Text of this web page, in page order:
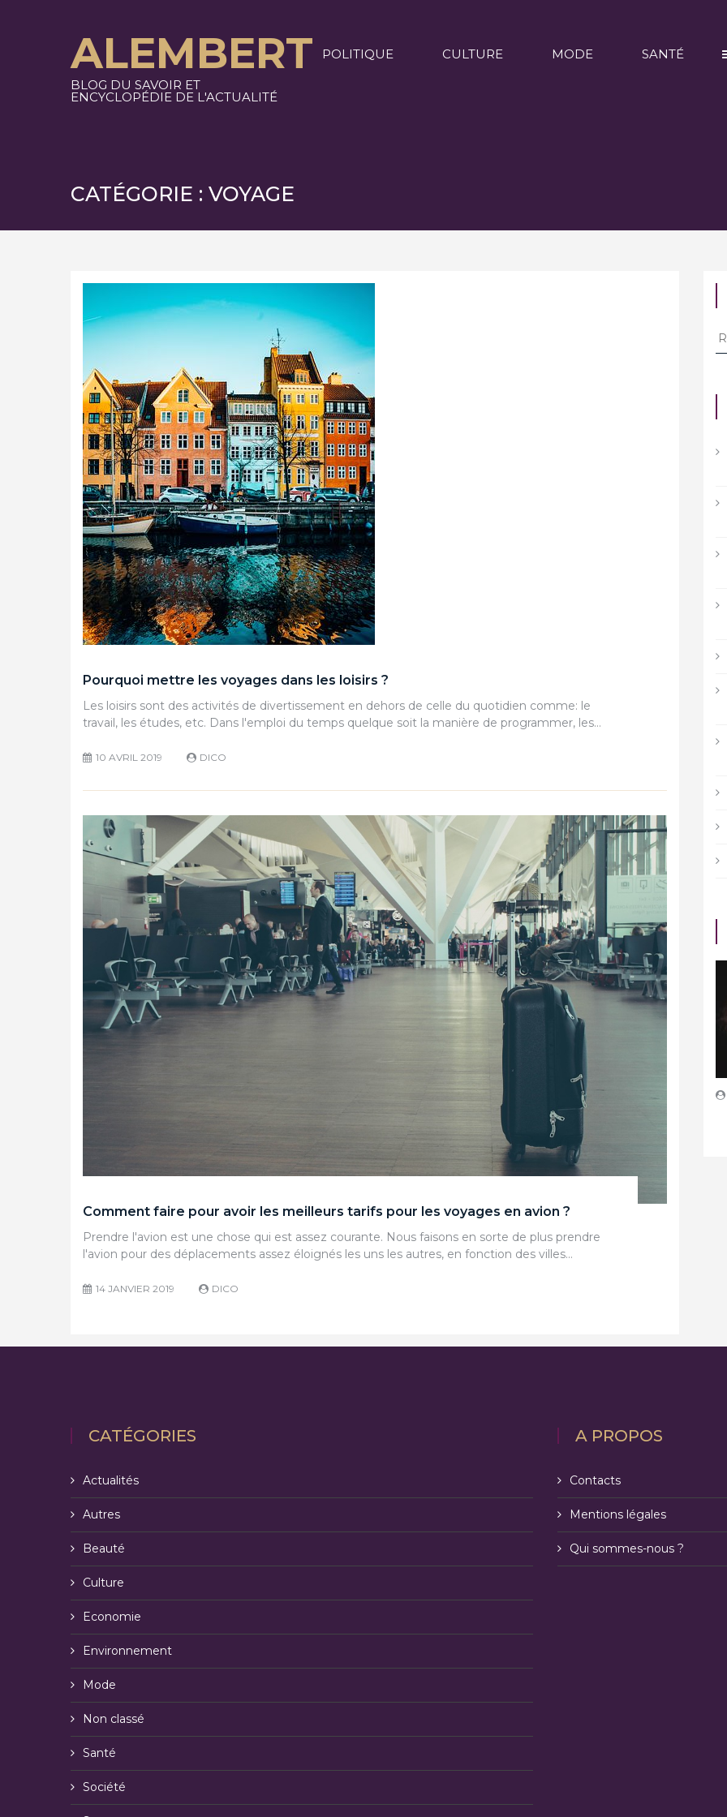
ALEMBERT
BLOG DU SAVOIR ET
ENCYCLOPÉDIE DE L'ACTUALITÉ
POLITIQUE CULTURE MODE SANTÉ
CATÉGORIE : VOYAGE
Pourquoi mettre les voyages dans les loisirs ?
Les loisirs sont des activités de divertissement en dehors de celle du quotidien comme: le
travail, les études, etc. Dans l'emploi du temps quelque soit la manière de programmer, les…
10 AVRIL 2019 DICO
Comment faire pour avoir les meilleurs tarifs pour les voyages en avion ?
Prendre l'avion est une chose qui est assez courante. Nous faisons en sorte de plus prendre
l'avion pour des déplacements assez éloignés les uns les autres, en fonction des villes…
14 JANVIER 2019 DICO
VOYAGE CULTURE
Quelles sont les étapes à
franchir pour être plus
DICO
CATÉGORIES
Actualités
Autres
Beauté
Culture
Economie
Environnement
Mode
Non classé
Santé
Société
A PROPOS
Contacts
Mentions légales
Qui sommes-nous ?